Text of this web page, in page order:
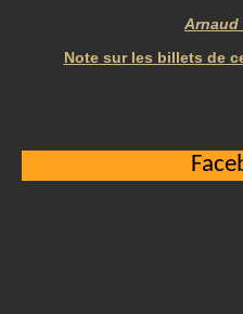
Arnaud
Note sur les billets de